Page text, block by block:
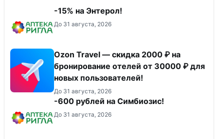
-15% на Энтерол!
До 31 августа, 2026
Ozon Travel — скидка 2000 ₽ на
бронирование отелей от 30000 ₽ для
новых пользователей!
До 31 августа, 2026
-600 рублей на Симбиозис!
До 31 августа, 2026